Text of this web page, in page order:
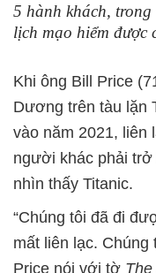
5 hành khách,
lịch mạo hiểm được
Khi ông Bill Price
Dương trên tàu lặn
vào năm 2021, liên
người khác phải
nhìn thấy Titanic.
“Chúng tôi đã đi
mất liên lạc. Chúng
Price nói với tờ